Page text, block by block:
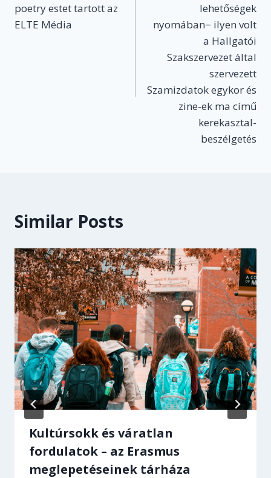
poetry estet tartott az
ELTE Média
lehetőségek
nyomában− ilyen volt
a Hallgatói
Szakszervezet által
szervezett
Szamizdatok egykor és
zine-ek ma című
kerekasztal-
beszélgetés
Similar Posts
Kultúrsokk és váratlan
fordulatok – az Erasmus
meglepetéseinek tárháza